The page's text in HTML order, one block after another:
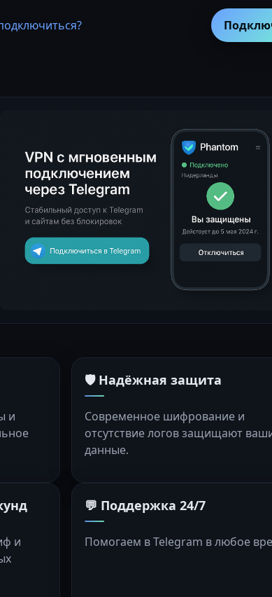
и
🛡️ Надёжная защита
Современное шифрование и
отсутствие логов защищают
данные.
и
💬 Поддержка 24/7
Помогаем в Telegram в любое